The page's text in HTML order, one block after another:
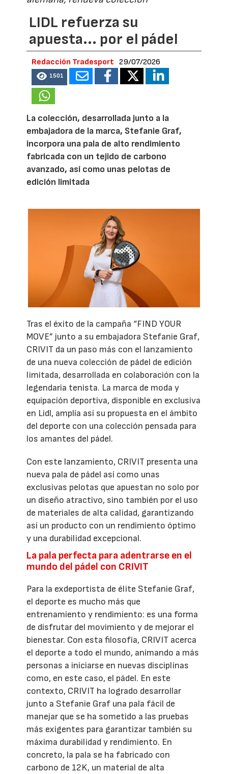
LIDL refuerza su
apuesta... por el pádel
Redacción Tradesport 29/07/2026
1501
La colección, desarrollada junto a la
embajadora de la marca, Stefanie Graf,
incorpora una pala de alto rendimiento
fabricada con un tejido de carbono
avanzado, así como unas pelotas de
edición limitada
Tras el éxito de la campaña “FIND YOUR
MOVE” junto a su embajadora Stefanie Graf,
CRIVIT da un paso más con el lanzamiento
de una nueva colección de pádel de edición
limitada, desarrollada en colaboración con la
legendaria tenista. La marca de moda y
equipación deportiva, disponible en exclusiva
en Lidl, amplía así su propuesta en el ámbito
del deporte con una colección pensada para
los amantes del pádel.
Con este lanzamiento, CRIVIT presenta una
nueva pala de pádel así como unas
exclusivas pelotas que apuestan no solo por
un diseño atractivo, sino también por el uso
de materiales de alta calidad, garantizando
así un producto con un rendimiento óptimo
y una durabilidad excepcional.
La pala perfecta para adentrarse en el
mundo del pádel con CRIVIT
Para la exdeportista de élite Stefanie Graf,
el deporte es mucho más que
entrenamiento y rendimiento: es una forma
de disfrutar del movimiento y de mejorar el
bienestar. Con esta filosofía, CRIVIT acerca
el deporte a todo el mundo, animando a más
personas a iniciarse en nuevas disciplinas
como, en este caso, el pádel. En este
contexto, CRIVIT ha logrado desarrollar
junto a Stefanie Graf una pala fácil de
manejar que se ha sometido a las pruebas
más exigentes para garantizar también su
máxima durabilidad y rendimiento. En
concreto, la pala se ha fabricado con
carbono de 12K, un material de alta